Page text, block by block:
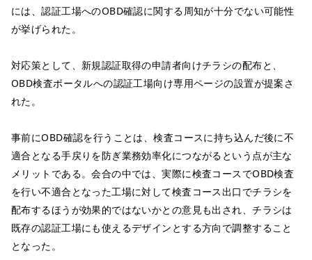
には、認証工場へのOBD確認に関する周知が十分でない可能性
が挙げられた。
対応策として、新規認証取得の申請者向けチラシの配布と、
OBD検査ポータルへの認証工場向け専用ページの設置が提案さ
れた。
事前にOBD確認を行うことは、検査コースに持ち込んだ後に不
適合となる手戻りを防ぎ業務効率化につながるという点が主な
メリットである。会合の中では、実際に検査コースでOBD検査
を行い不適合となった工場に対して検査コース出口でチラシを
配布するほうが効果的ではないかとの意見も出され、チラシは
既存の認証工場にも使えるデザインとする方向で調整すること
となった。